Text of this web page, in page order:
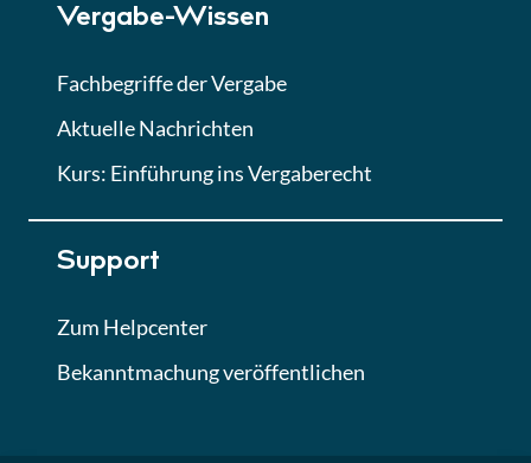
Finales Quiz
Vergabe-Wissen
Fachbegriffe der Vergabe
Aktuelle Nachrichten
Kurs: Einführung ins Vergaberecht
Support
Zum Helpcenter
Bekanntmachung veröffentlichen